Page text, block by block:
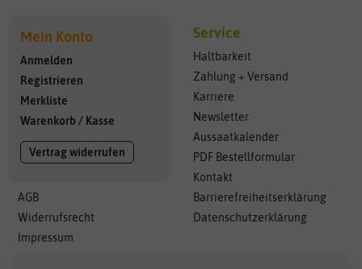
Mein Konto
Anmelden
Registrieren
Merkliste
Warenkorb / Kasse
Vertrag widerrufen
AGB
Widerrufsrecht
Impressum
Service
Haltbarkeit
Zahlung + Versand
Karriere
Newsletter
Aussaatkalender
PDF Bestellformular
Kontakt
Barrierefreiheitserklärung
Datenschutzerklärung